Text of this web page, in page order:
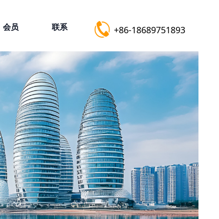
会员 联系 ​​​​​​​+86-18689751893